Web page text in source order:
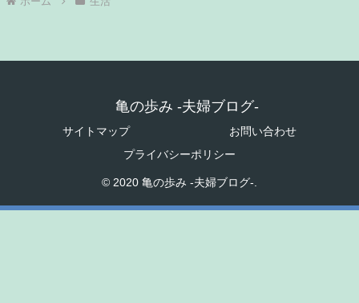
亀の歩み -夫婦ブログ-
サイトマップ
お問い合わせ
プライバシーポリシー
© 2020 亀の歩み -夫婦ブログ-.